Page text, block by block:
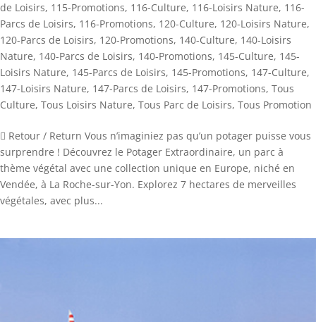
de Loisirs, 115-Promotions, 116-Culture, 116-Loisirs Nature, 116-
Parcs de Loisirs, 116-Promotions, 120-Culture, 120-Loisirs Nature,
120-Parcs de Loisirs, 120-Promotions, 140-Culture, 140-Loisirs
Nature, 140-Parcs de Loisirs, 140-Promotions, 145-Culture, 145-
Loisirs Nature, 145-Parcs de Loisirs, 145-Promotions, 147-Culture,
147-Loisirs Nature, 147-Parcs de Loisirs, 147-Promotions, Tous
Culture, Tous Loisirs Nature, Tous Parc de Loisirs, Tous Promotion
 Retour / Return Vous n’imaginiez pas qu’un potager puisse vous
surprendre ! Découvrez le Potager Extraordinaire, un parc à
thème végétal avec une collection unique en Europe, niché en
Vendée, à La Roche-sur-Yon. Explorez 7 hectares de merveilles
végétales, avec plus...